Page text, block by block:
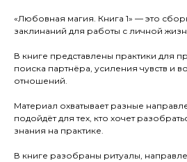
«Любовная магия. Книга 1» — это
заклинаний для работы с личной
В книге представлены практики для
поиска партнёра, усиления чувств и
отношений.
Материал охватывает разные
подойдёт для тех, кто хочет
знания на практике.
В книге разобраны ритуалы,